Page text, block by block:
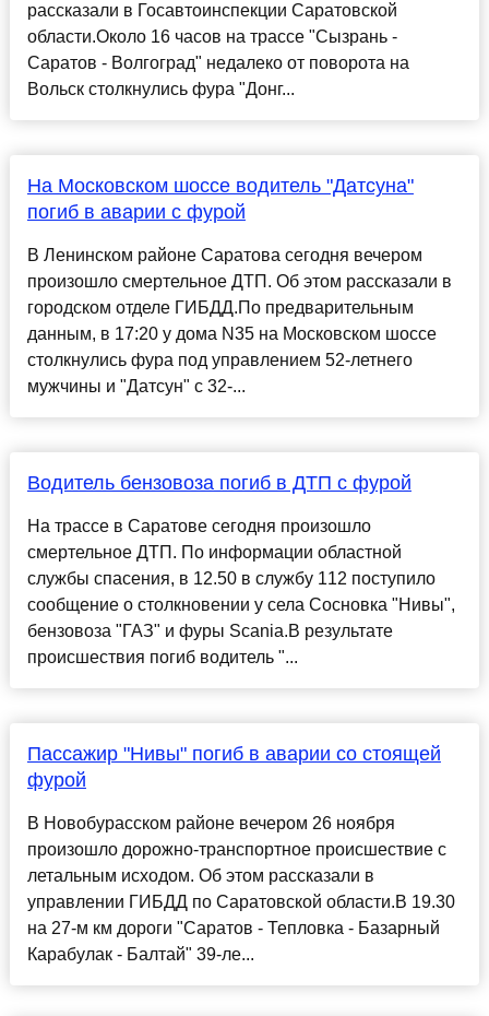
рассказали в Госавтоинспекции Саратовской
области.Около 16 часов на трассе "Сызрань -
Саратов - Волгоград" недалеко от поворота на
Вольск столкнулись фура "Донг...
На Московском шоссе водитель "Датсуна"
погиб в аварии с фурой
В Ленинском районе Саратова сегодня вечером
произошло смертельное ДТП. Об этом рассказали в
городском отделе ГИБДД.По предварительным
данным, в 17:20 у дома N35 на Московском шоссе
столкнулись фура под управлением 52-летнего
мужчины и "Датсун" с 32-...
Водитель бензовоза погиб в ДТП с фурой
На трассе в Саратове сегодня произошло
смертельное ДТП. По информации областной
службы спасения, в 12.50 в службу 112 поступило
сообщение о столкновении у села Сосновка "Нивы",
бензовоза "ГАЗ" и фуры Scania.В результате
происшествия погиб водитель "...
Пассажир "Нивы" погиб в аварии со стоящей
фурой
В Новобурасском районе вечером 26 ноября
произошло дорожно-транспортное происшествие с
летальным исходом. Об этом рассказали в
управлении ГИБДД по Саратовской области.В 19.30
на 27-м км дороги "Саратов - Тепловка - Базарный
Карабулак - Балтай" 39-ле...